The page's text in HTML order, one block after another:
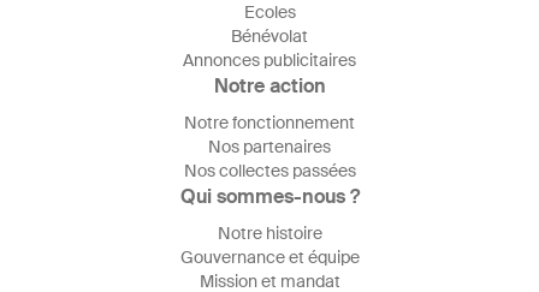
Ecoles
Bénévolat
Annonces publicitaires
Notre action
Notre fonctionnement
Nos partenaires
Nos collectes passées
Qui sommes-nous ?
Notre histoire
Gouvernance et équipe
Mission et mandat